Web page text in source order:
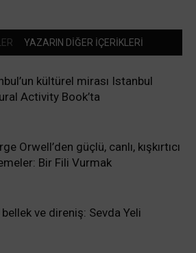
YAZARIN DİĞER İÇERİKLERİ
kültürel mirası Istanbul
Activity Book’ta
Orwell’den güçlü, canlı, kışkırtıcı
Bir Fili Vurmak
ve direniş: Sevda Yeli